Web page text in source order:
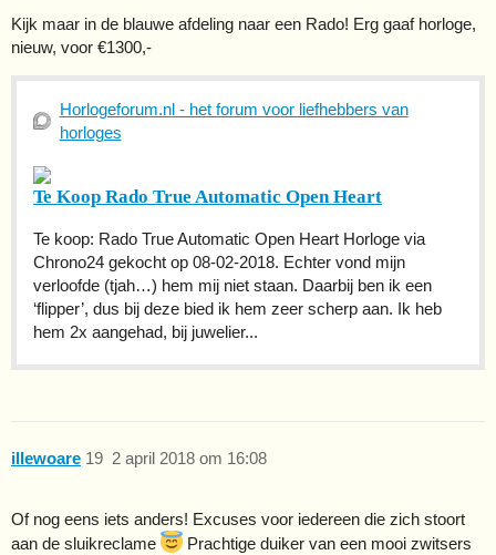
Kijk maar in de blauwe afdeling naar een Rado! Erg gaaf horloge,
nieuw, voor €1300,-
Horlogeforum.nl - het forum voor liefhebbers van
horloges
Te Koop Rado True Automatic Open Heart
Te koop: Rado True Automatic Open Heart Horloge via
Chrono24 gekocht op 08-02-2018. Echter vond mijn
verloofde (tjah…) hem mij niet staan. Daarbij ben ik een
‘flipper’, dus bij deze bied ik hem zeer scherp aan. Ik heb
hem 2x aangehad, bij juwelier...
illewoare 2 april 2018 om 16:08
19
Of nog eens iets anders! Excuses voor iedereen die zich stoort
aan de sluikreclame
Prachtige duiker van een mooi zwitsers